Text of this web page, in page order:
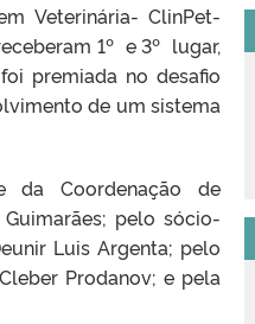
Veterinária- ClinPet-
1º e 3º lugar,
premiada no desafio
de um sistema
da Coordenação de
pelo sócio-
Luis Argenta; pelo
Prodanov; e pela